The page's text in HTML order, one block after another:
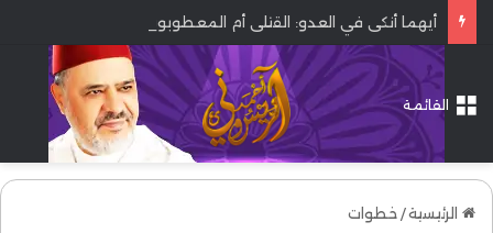
أيهما أنكى في العدو: القتلى أم المعطوبون؟
القائمة
الرئيسية/ خطوات